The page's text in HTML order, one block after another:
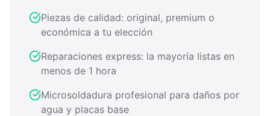
Piezas de calidad: original, premium o
económica a tu elección
Reparaciones express: la mayoría listas en
menos de 1 hora
Microsoldadura profesional para daños por
agua y placas base